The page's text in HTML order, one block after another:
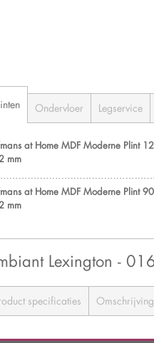
Ondervloer Legservice
at Home MDF Moderne Plint
mm
at Home MDF Moderne Plint 90
mm
Lexington -
specificaties Omschrijving